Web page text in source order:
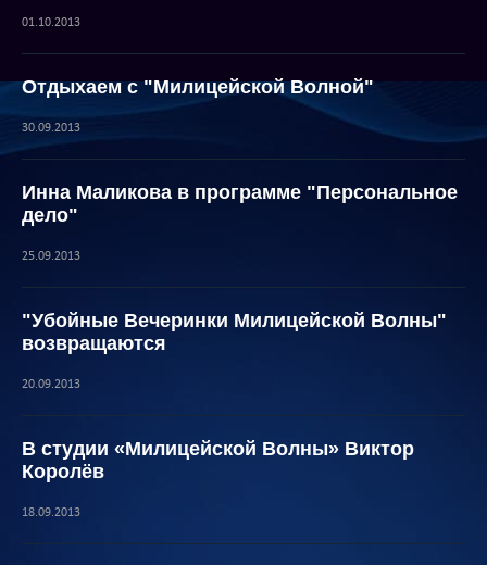
01.10.2013
Отдыхаем с "Милицейской Волной"
30.09.2013
Инна Маликова в программе "Персональное
дело"
25.09.2013
"Убойные Вечеринки Милицейской Волны"
возвращаются
20.09.2013
В студии «Милицейской Волны» Виктор
Королёв
18.09.2013